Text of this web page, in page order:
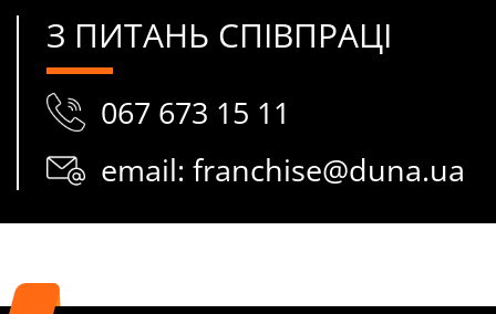
З ПИТАНЬ СПІВПРАЦІ
067 673 15 11
email: franchise@duna.ua